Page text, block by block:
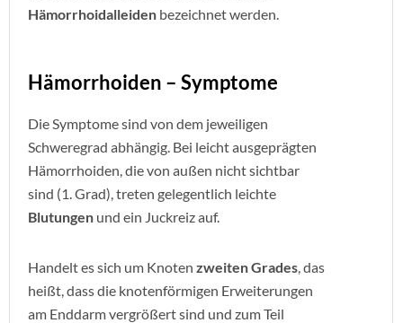
Hämorrhoidalleiden bezeichnet werden.
Hämorrhoiden – Symptome
Die Symptome sind von dem jeweiligen
Schweregrad abhängig. Bei leicht ausgeprägten
Hämorrhoiden, die von außen nicht sichtbar
sind (1. Grad), treten gelegentlich leichte
Blutungen und ein Juckreiz auf.
Handelt es sich um Knoten zweiten Grades, das
heißt, dass die knotenförmigen Erweiterungen
am Enddarm vergrößert sind und zum Teil